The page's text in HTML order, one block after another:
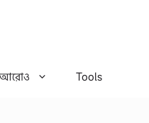
আরোও Tools